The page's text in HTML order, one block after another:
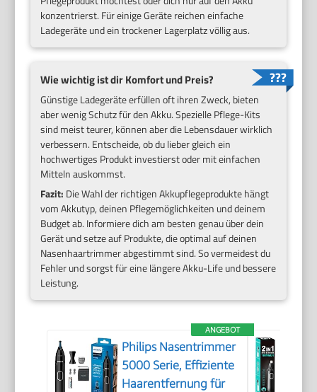
konzentrierst. Für einige Geräte reichen einfache
Ladegeräte und ein trockener Lagerplatz völlig aus.
Wie wichtig ist dir Komfort und Preis?
Günstige Ladegeräte erfüllen oft ihren Zweck, bieten
aber wenig Schutz für den Akku. Spezielle Pflege-Kits
sind meist teurer, können aber die Lebensdauer wirklich
verbessern. Entscheide, ob du lieber gleich ein
hochwertiges Produkt investierst oder mit einfachen
Mitteln auskommst.
Fazit: Die Wahl der richtigen Akkupflegeprodukte hängt
vom Akkutyp, deinen Pflegemöglichkeiten und deinem
Budget ab. Informiere dich am besten genau über dein
Gerät und setze auf Produkte, die optimal auf deinen
Nasenhaartrimmer abgestimmt sind. So vermeidest du
Fehler und sorgst für eine längere Akku-Life und bessere
Leistung.
ANGEBOT
Philips Nasentrimmer
5000 Serie, Effiziente
Haarentfernung für